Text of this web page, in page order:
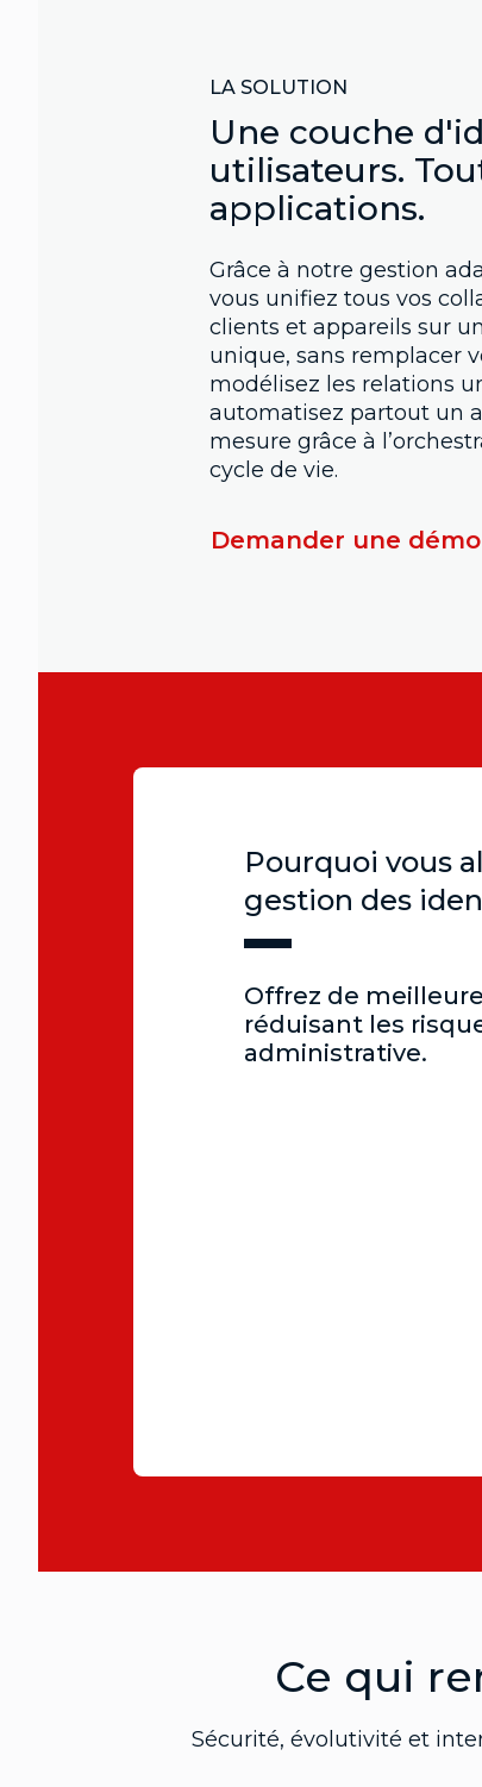
LA SOLUTION
Une couche
utilisateurs.
applications.
Grâce à notre gestion
vous unifiez tous vos
clients et appareils sur
unique, sans remplacer
modélisez les relations
automatisez partout un
mesure grâce à
cycle de vie.
Demander une démo
Pourquoi vous
gestion des
Offrez de
réduisant les
administrative.
Ce qui
Sécurité, évolutivité et